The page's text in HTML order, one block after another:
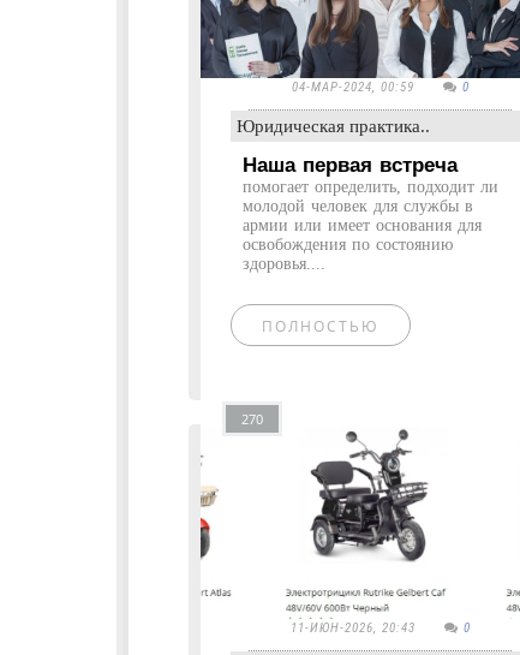
04-МАР-2024, 00:59 0
Юридическая практика..
Наша первая встреча
помогает определить, подходит ли
молодой человек для службы в
армии или имеет основания для
освобождения по состоянию
здоровья....
ПОЛНОСТЬЮ
270
11-ИЮН-2026, 20:43 0